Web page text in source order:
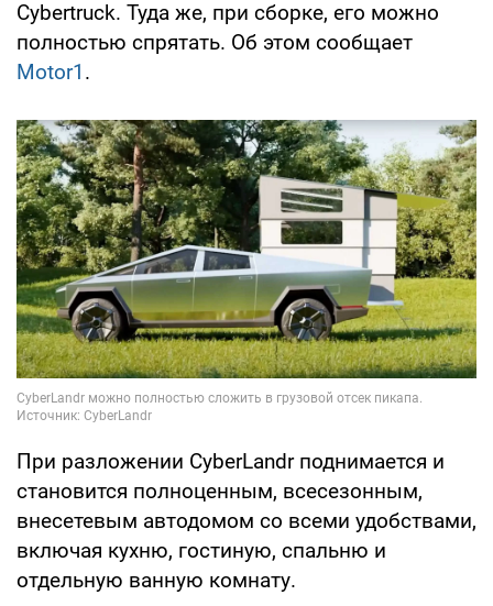
Cybertruck. Туда же, при сборке, его можно
полностью спрятать. Об этом сообщает
Motor1 .
При разложении CyberLandr поднимается и
становится полноценным, всесезонным,
внесетевым автодомом со всеми удобствами,
включая кухню, гостиную, спальню и
отдельную ванную комнату.